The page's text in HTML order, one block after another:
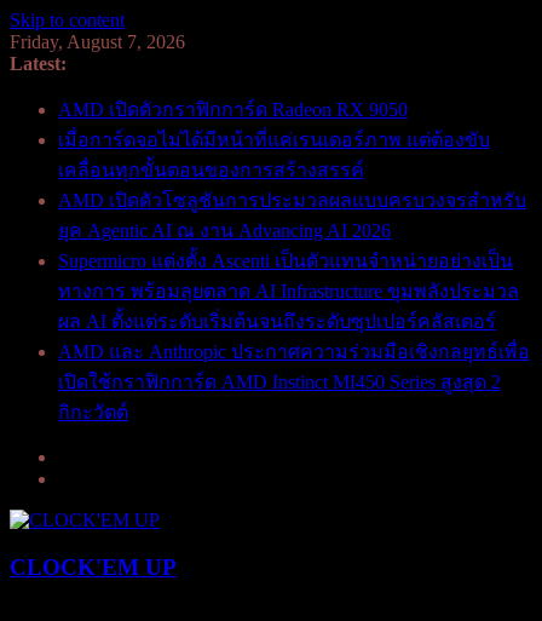
Skip to content
Friday, August 7, 2026
Latest:
AMD เปิดตัวกราฟิกการ์ด Radeon RX 9050
เมื่อการ์ดจอไม่ได้มีหน้าที่แค่เรนเดอร์ภาพ แต่ต้องขับ
เคลื่อนทุกขั้นตอนของการสร้างสรรค์
AMD เปิดตัวโซลูชันการประมวลผลแบบครบวงจรสำหรับ
ยุค Agentic AI ณ งาน Advancing AI 2026
Supermicro แต่งตั้ง Ascenti เป็นตัวแทนจำหน่ายอย่างเป็น
ทางการ พร้อมลุยตลาด AI Infrastructure ขุมพลังประมวล
ผล AI ตั้งแต่ระดับเริ่มต้นจนถึงระดับซุปเปอร์คลัสเตอร์
AMD และ Anthropic ประกาศความร่วมมือเชิงกลยุทธ์เพื่อ
เปิดใช้กราฟิกการ์ด AMD Instinct MI450 Series สูงสุด 2
กิกะวัตต์
CLOCK'EM UP